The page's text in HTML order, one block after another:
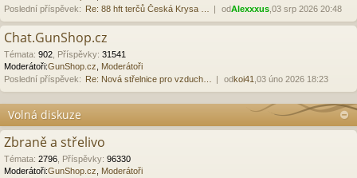
Poslední příspěvek: Re: 88 hft terčů Česká Krysa … odAlexxxus ,03 srp 2026 20:48
Chat.GunShop.cz
Témata: 902 Příspěvky: 31541
Moderátoři:GunShop.cz
Moderátoři
Poslední příspěvek: Re: Nová střelnice pro vzduch… odkoi41 ,03 úno 2026 18:23
Volná diskuze
Zbraně a střelivo
Témata: 2796 Příspěvky: 96330
Moderátoři:GunShop.cz
Moderátoři